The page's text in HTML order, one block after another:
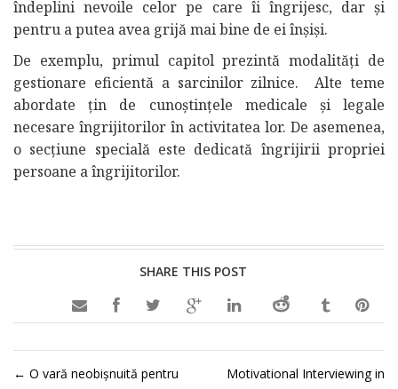
îndeplini nevoile celor pe care îi îngrijesc, dar și
pentru a putea avea grijă mai bine de ei înșiși.
De exemplu, primul capitol prezintă modalități de
gestionare eficientă a sarcinilor zilnice. Alte teme
abordate țin de cunoștințele medicale și legale
necesare îngrijitorilor în activitatea lor. De asemenea,
o secțiune specială este dedicată îngrijirii propriei
persoane a îngrijitorilor.
SHARE THIS POST

← O vară neobișnuită pentru
Motivational Interviewing in